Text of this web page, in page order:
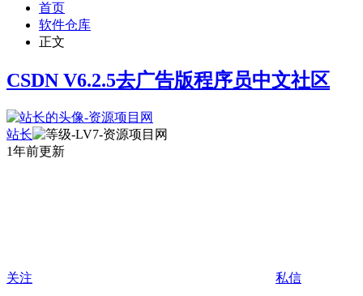
首页
软件仓库
正文
CSDN V6.2.5去广告版程序员中文社区
站长
1年前更新
关注 私信